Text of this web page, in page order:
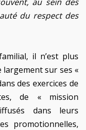
du respect des
il n’est plus
sur ses «
des exercices de
de « mission
dans leurs
promotionnelles,